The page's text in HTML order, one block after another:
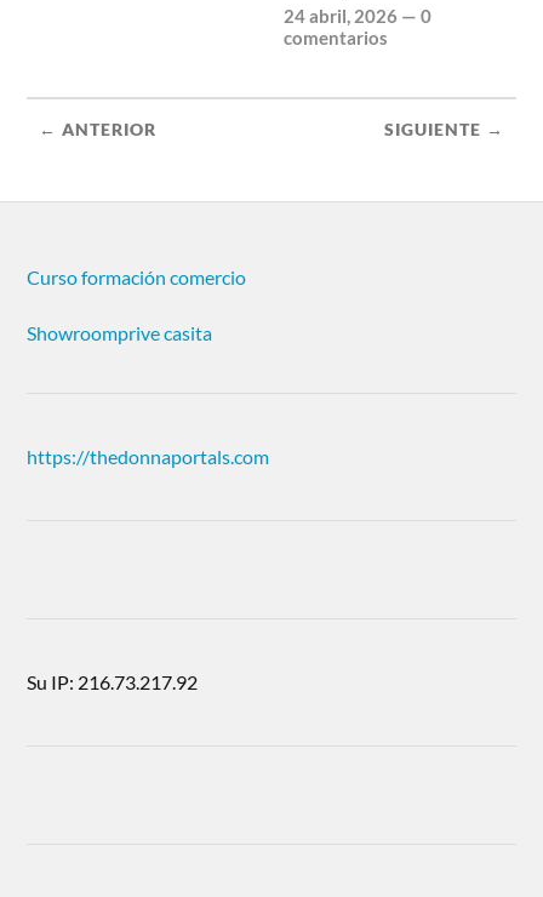
24 abril, 2026 —0
comentarios
← ANTERIOR SIGUIENTE →
Curso formación comercio
Showroomprive casita
https://thedonnaportals.com
Su IP: 216.73.217.92